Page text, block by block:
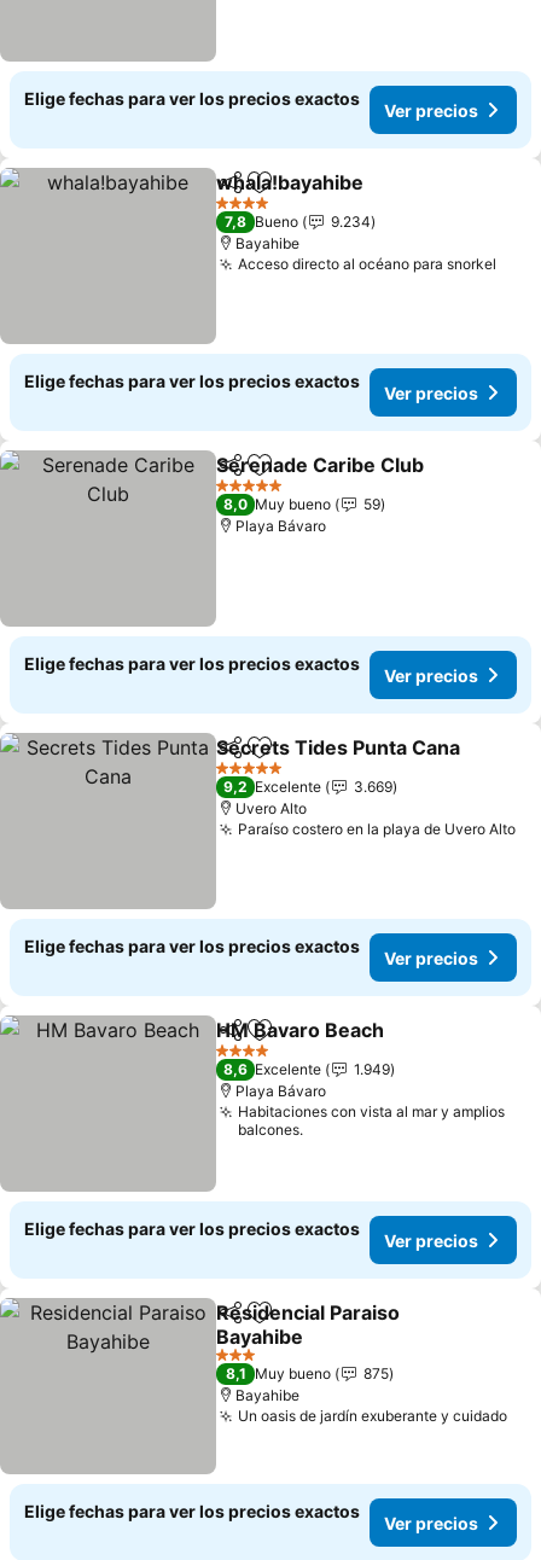
Elige fechas para ver los precios exactos
Ver precios
CompartirAgregar a favoritos
whala!bayahibe
4 Estrellas
7,8 Bueno
9.234
Bayahibe
Acceso directo al océano para snorkel
Elige fechas para ver los precios exactos
Ver precios
CompartirAgregar a favoritos
Serenade Caribe Club
5 Estrellas
8,0 Muy bueno
59
Playa Bávaro
Elige fechas para ver los precios exactos
Ver precios
CompartirAgregar a favoritos
Secrets Tides Punta Cana
5 Estrellas
9,2 Excelente
3.669
Uvero Alto
Paraíso costero en la playa de Uvero Alto
Elige fechas para ver los precios exactos
Ver precios
CompartirAgregar a favoritos
HM Bavaro Beach
4 Estrellas
8,6 Excelente
1.949
Playa Bávaro
Habitaciones con vista al mar y amplios
balcones.
Elige fechas para ver los precios exactos
Ver precios
CompartirAgregar a favoritos
Residencial Paraiso
Bayahibe
3 Estrellas
8,1 Muy bueno
875
Bayahibe
Un oasis de jardín exuberante y cuidado
Elige fechas para ver los precios exactos
Ver precios